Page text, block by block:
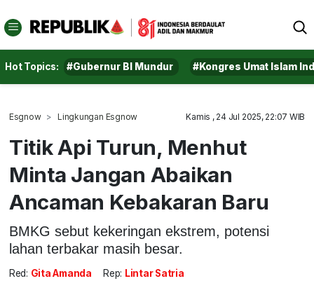
Hot Topics: #Gubernur BI Mundur #Kongres Umat Islam
Esgnow Lingkungan Esgnow Kamis , 24 Jul 2025, 22:07 WIB
Titik Api Turun, Menhut
Minta Jangan Abaikan
Ancaman Kebakaran Baru
BMKG sebut kekeringan ekstrem, potensi
lahan terbakar masih besar.
Red: Gita Amanda Rep: Lintar Satria